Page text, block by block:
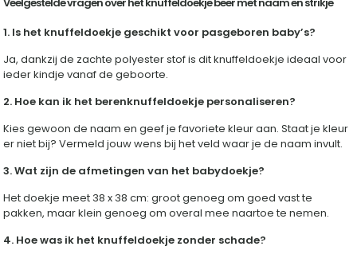
1. Is het knuffeldoekje geschikt voor pasgeboren baby’s?
Ja, dankzij de zachte polyester stof is dit knuffeldoekje ideaal voor
ieder kindje vanaf de geboorte.
2. Hoe kan ik het berenknuffeldoekje personaliseren?
Kies gewoon de naam en geef je favoriete kleur aan. Staat je kleur
er niet bij? Vermeld jouw wens bij het veld waar je de naam invult.
3. Wat zijn de afmetingen van het babydoekje?
Het doekje meet 38 x 38 cm: groot genoeg om goed vast te
pakken, maar klein genoeg om overal mee naartoe te nemen.
4. Hoe was ik het knuffeldoekje zonder schade?